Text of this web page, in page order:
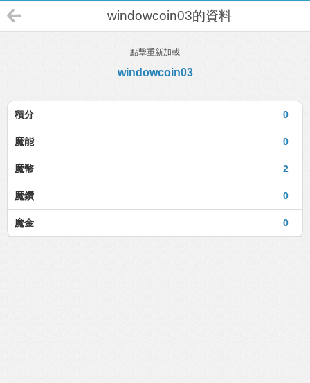
windowcoin03的資料
點擊重新加載
windowcoin03
0
積分
0
魔能
2
魔幣
0
魔鑽
0
魔金